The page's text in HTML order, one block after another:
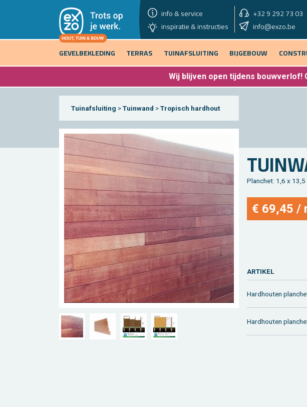
info & service +32 9 292 73 03
inspiratie & instructies
info@exzo.be
GEVELBEKLEDING
TERRAS TUINAFSLUITING BIJGEBOUW
Wij blijven open tijdens bouwverlof!
Tuinafsluiting >Tuinwand >Tropisch hardhout
Plan­chet: 1,6 x
€ 69,45 /
AR­TI­KEL
Hard­hou­ten
Hard­hou­ten